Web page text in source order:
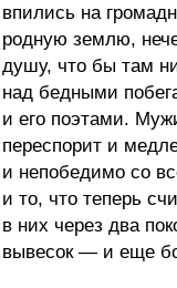
впились на
родную землю,
душу, что бы там
над бедными
и его поэтами.
переспорит и
и непобедимо со
и то, что теперь
в них через два
вывесок — и еще